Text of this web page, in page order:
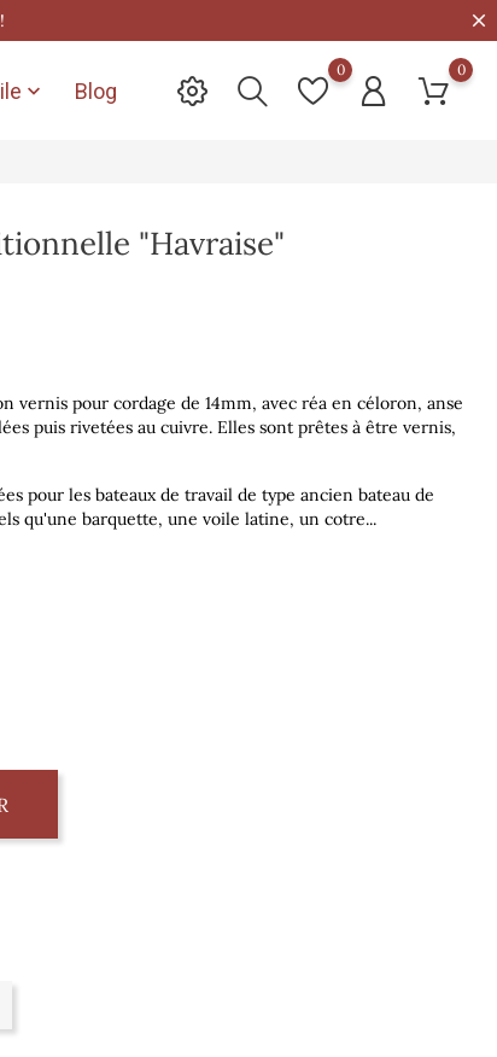
 Blog
0 0
"Havraise"
vernis pour cordage de 14mm, avec réa en céloron, anse
puis rivetées au cuivre. Elles sont prêtes à être vernis,
pour les bateaux de travail de type ancien bateau de
qu'une barquette, une voile latine, un cotre...